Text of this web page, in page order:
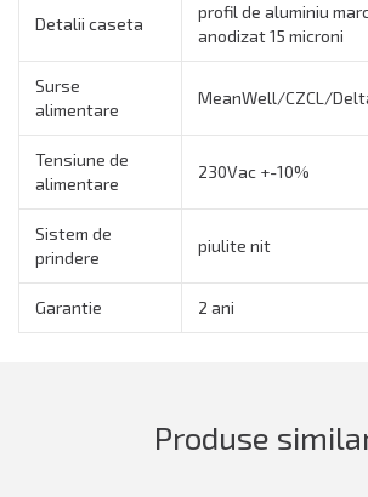
Detalii caseta
profil de aluminiu
anodizat 15 microni
Surse
alimentare
MeanWell/CZCL/
Tensiune de
alimentare
230Vac +-10%
Sistem de
prindere
piulite nit
Garantie 2 ani
Produse